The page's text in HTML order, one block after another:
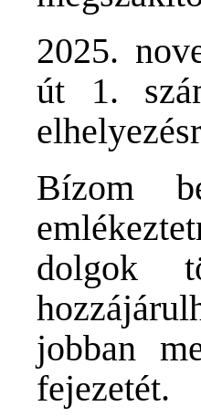
2025.
út 1.
Bízom
dolgok
jobban
fejezetét.